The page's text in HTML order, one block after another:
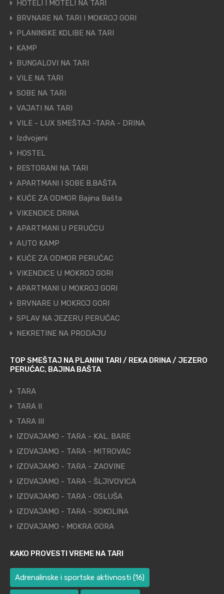
HOTELI I MOTELI NA TARI
BRVNARE NA TARI I MOKROJ GORI
PLANINSKE KOLIBE NA TARI
KAMP
BUNGALOVI NA TARI
VILE NA TARI
SOBE NA TARI
VAJATI NA TARI
VILE - LUX SMEŠTAJ -TARA - DRINA
Izdvojeni
HOSTEL
RESTORANI NA TARI
APARTMANI I SOBE B.BAŠTA
KUĆE ZA ODMOR Bajina Bašta
VIKENDICE DRINA
APARTMANI U PERUĆCU
AUTO KAMP
KUĆE ZA ODMOR PERUĆAC
VIKENDICE U MOKROJ GORI
APARTMANI U MOKROJ GORI
BRVNARE U MOKROJ GORI
SPLAV NA JEZERU PERUĆAC
NEKRETINE NA PRODAJU
TOP SMEŠTAJ NA PLANINI TARI / REKA DRINA / JEZERO
PERUĆAC, BAJINA BAŠTA
TARA
TARA II
TARA III
IZDVAJAMO - TARA - KAL. BARE
IZDVAJAMO - TARA - MITROVAC
IZDVAJAMO - TARA - ZAOVINE
IZDVAJAMO - TARA - ŠLJIVOVICA
IZDVAJAMO - TARA - OSLUŠA
IZDVAJAMO - TARA - SOKOLINA
IZDVAJAMO - MOKRA GORA
KAKO PROVESTI VREME NA TARI
Adrenalinske i sportske aktivnosti (16)